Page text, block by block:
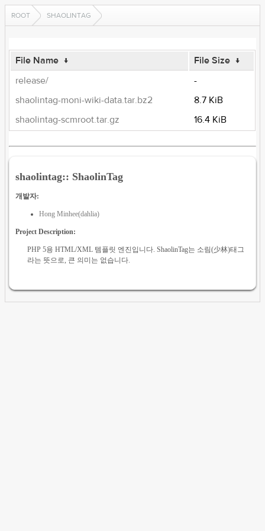
ROOT SHAOLINTAG
File Name ↓ File Size ↓
release/
-
shaolintag-moni-wiki-data.tar.bz2
8.7 KiB
shaolintag-scmroot.tar.gz
16.4 KiB
shaolintag:: ShaolinTag
개발자:
Hong Minhee(dahlia)
Project Description:
PHP 5용 HTML/XML 템플릿 엔진입니다. ShaolinTag는 소림(少林)태그
라는 뜻으로, 큰 의미는 없습니다.